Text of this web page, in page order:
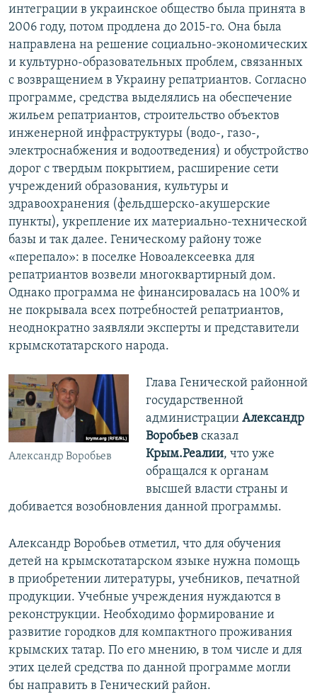
интеграции в украинское общество была принята в
2006 году, потом продлена до 2015-го. Она была
направлена на решение социально-экономических
и культурно-образовательных проблем, связанных
с возвращением в Украину репатриантов. Согласно
программе, средства выделялись на обеспечение
жильем репатриантов, строительство объектов
инженерной инфраструктуры (водо-, газо-,
электроснабжения и водоотведения) и обустройство
дорог с твердым покрытием, расширение сети
учреждений образования, культуры и
здравоохранения (фельдшерско-акушерские
пункты), укрепление их материально-технической
базы и так далее. Геническому району тоже
«перепало»: в поселке Новоалексеевка для
репатриантов возвели многоквартирный дом.
Однако программа не финансировалась на 100% и
не покрывала всех потребностей репатриантов,
неоднократно заявляли эксперты и представители
крымскотатарского народа.
Александр Воробьев
Глава Генической районной
государственной
администрации Александр
Воробьевсказал
Крым.Реалии, что уже
обращался к органам
высшей власти страны и
добивается возобновления данной программы.
Александр Воробьев отметил, что для обучения
детей на крымскотатарском языке нужна помощь
в приобретении литературы, учебников, печатной
продукции. Учебные учреждения нуждаются в
реконструкции. Необходимо формирование и
развитие городков для компактного проживания
крымских татар. По его мнению, в том числе и для
этих целей средства по данной программе могли
бы направить в Генический район.